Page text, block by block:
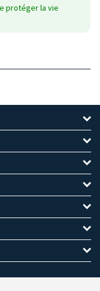
protéger la vie